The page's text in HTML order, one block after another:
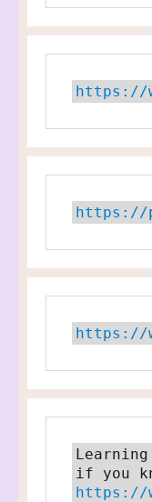
https://
https://
https://
https://